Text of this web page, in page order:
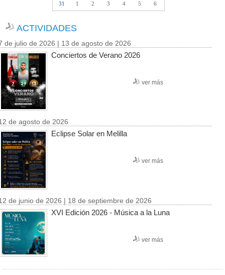
31
1 2 3 4 5 6
ACTIVIDADES
de julio de 2026 | 13 de agosto de 2026
Conciertos de Verano 2026
ver más
de agosto de 2026
Eclipse Solar en Melilla
ver más
de junio de 2026 | 18 de septiembre de 2026
XVI Edición 2026 - Música a la Luna
ver más